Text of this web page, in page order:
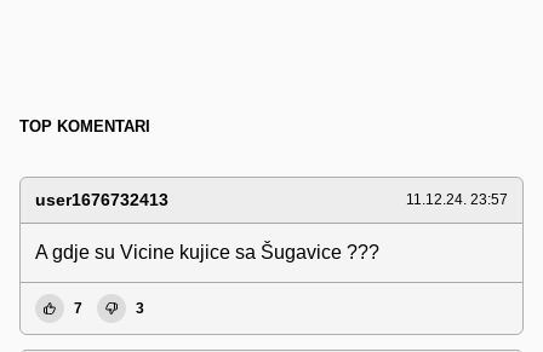
TOP KOMENTARI
user1676732413 11.12.24. 23:57
A gdje su Vicine kujice sa Šugavice ???
7 3